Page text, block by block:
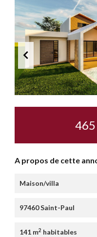
A propos de cette
Maison/villa
97460 Saint-Paul
141 m2 habitables